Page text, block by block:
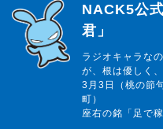
らじっと君
NACK5公
君」
ラジオキャラな
が、根は優しく
3月3日（桃の節
町）
座右の銘「足で稼